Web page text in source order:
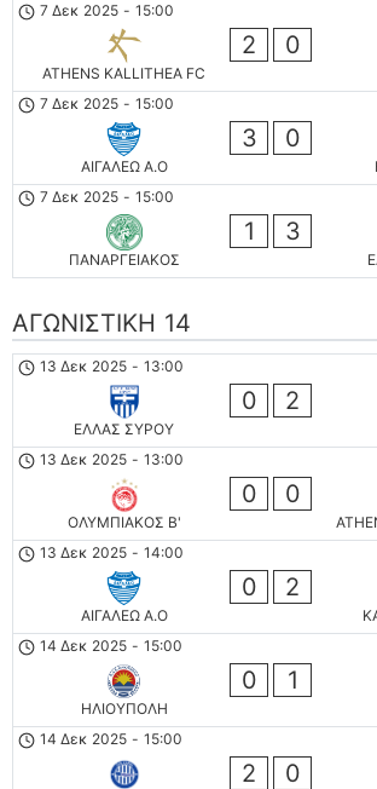
7 Δεκ 2025 - 15:00
ATHENS KALLITHEA FC
2 0
7 Δεκ 2025 - 15:00
ΑΙΓΑΛΕΩ A.O
3 0
7 Δεκ 2025 - 15:00
ΠΑΝΑΡΓΕΙΑΚΟΣ
1 3
ΑΓΩΝΙΣΤΙΚΗ 14
13 Δεκ 2025 - 13:00
ΕΛΛΑΣ ΣΥΡΟΥ
0 2
13 Δεκ 2025 - 13:00
ΟΛΥΜΠΙΑΚΟΣ Β'
0 0
13 Δεκ 2025 - 14:00
ΑΙΓΑΛΕΩ A.O
0 2
14 Δεκ 2025 - 15:00
ΗΛΙΟΥΠΟΛΗ
0 1
14 Δεκ 2025 - 15:00
2 0